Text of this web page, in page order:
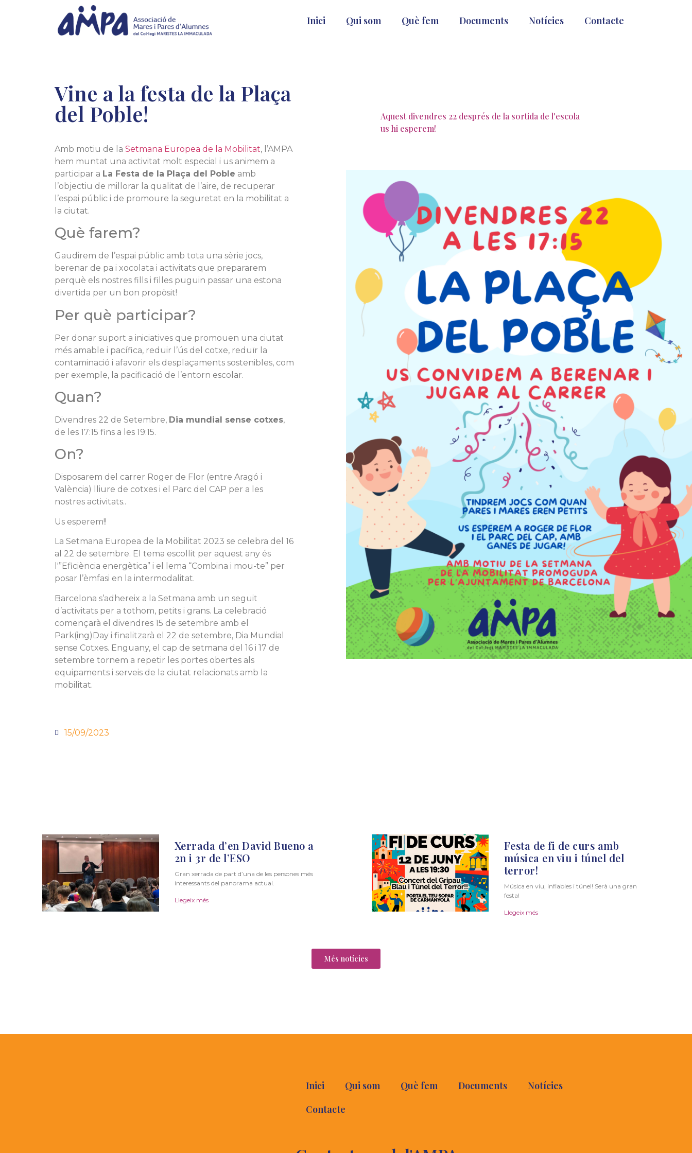
Inici Qui som Què fem Documents Notícies Contacte
Vine a la festa de la Plaça
del Poble!
Amb motiu de laSetmana Europea de la Mobilitat, l’AMPA
hem muntat una activitat molt especial i us animem a
participar a La Festa de la Plaça del Poble amb
l’objectiu de millorar la qualitat de l’aire, de recuperar
l’espai públic i de promoure la seguretat en la mobilitat a
la ciutat.
Què farem?
Gaudirem de l’espai públic amb tota una sèrie jocs,
berenar de pa i xocolata i activitats que prepararem
perquè els nostres fills i filles puguin passar una estona
divertida per un bon propòsit!
Per què participar?
Per donar suport a iniciatives que promouen una ciutat
més amable i pacífica, reduir l’ús del cotxe, reduïr la
contaminació i afavorir els desplaçaments sostenibles, com
per exemple, la pacificació de l’entorn escolar.
Quan?
Divendres 22 de Setembre, Dia mundial sense cotxes,
de les 17:15 fins a les 19:15.
On?
Disposarem del carrer Roger de Flor (entre Aragó i
València) lliure de cotxes i el Parc del CAP per a les
nostres activitats..
Us esperem!!
La Setmana Europea de la Mobilitat 2023 se celebra del 16
al 22 de setembre. El tema escollit per aquest any és
l'”Eficiència energètica” i el lema “Combina i mou-te” per
posar l’èmfasi en la intermodalitat.
Barcelona s’adhereix a la Setmana amb un seguit
d’activitats per a tothom, petits i grans. La celebració
començarà el divendres 15 de setembre amb el
Park(ing)Day i finalitzarà el 22 de setembre, Dia Mundial
sense Cotxes. Enguany, el cap de setmana del 16 i 17 de
setembre tornem a repetir les portes obertes als
equipaments i serveis de la ciutat relacionats amb la
mobilitat.
15/09/2023
Aquest divendres 22 després de la sortida de l'escola
us hi esperem!
Xerrada d’en David Bueno a
2n i 3r de l’ESO
Gran xerrada de part d’una de les persones més
interessants del panorama actual.
Llegeix més
Festa de fi de curs amb
música en viu i túnel del
terror!
Música en viu, inflables i túnel! Serà una gran
festa!
Llegeix més
Més notícies
Inici Qui som Què fem Documents
Notícies
Contacte